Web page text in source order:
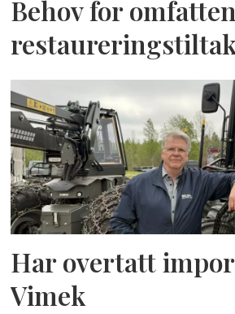
Behov for
Har overtatt
Vimek